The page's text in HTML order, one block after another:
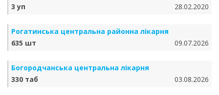
3 уп
28.02.2020
Рогатинська центральна районна лікарня
635 шт
09.07.2026
Богородчанська центральна лікарня
330 таб
03.08.2026